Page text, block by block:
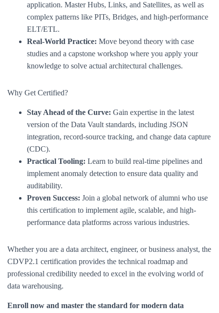
application. Master Hubs, Links, and Satellites, as well as
complex patterns like PITs, Bridges, and high-performance
ELT/ETL.
Real-World Practice: Move beyond theory with case
studies and a capstone workshop where you apply your
knowledge to solve actual architectural challenges.
Why Get Certified?
Stay Ahead of the Curve: Gain expertise in the latest
version of the Data Vault standards, including JSON
integration, record-source tracking, and change data capture
(CDC).
Practical Tooling: Learn to build real-time pipelines and
implement anomaly detection to ensure data quality and
auditability.
Proven Success: Join a global network of alumni who use
this certification to implement agile, scalable, and high-
performance data platforms across various industries.
Whether you are a data architect, engineer, or business analyst, the
CDVP2.1 certification provides the technical roadmap and
professional credibility needed to excel in the evolving world of
data warehousing.
Enroll now and master the standard for modern data